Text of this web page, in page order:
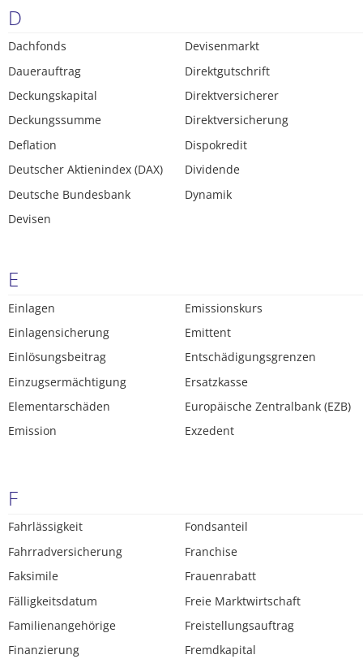
D
Dachfonds
Dauerauftrag
Deckungskapital
Deckungssumme
Deflation
Deutscher Aktienindex (DAX)
Deutsche Bundesbank
Devisen
Devisenmarkt
Direktgutschrift
Direktversicherer
Direktversicherung
Dispokredit
Dividende
Dynamik
E
Einlagen
Einlagensicherung
Einlösungsbeitrag
Einzugsermächtigung
Elementarschäden
Emission
Emissionskurs
Emittent
Entschädigungsgrenzen
Ersatzkasse
Europäische Zentralbank (EZB)
Exzedent
F
Fahrlässigkeit
Fahrradversicherung
Faksimile
Fälligkeitsdatum
Familienangehörige
Finanzierung
Fondsanteil
Franchise
Frauenrabatt
Freie Marktwirtschaft
Freistellungsauftrag
Fremdkapital